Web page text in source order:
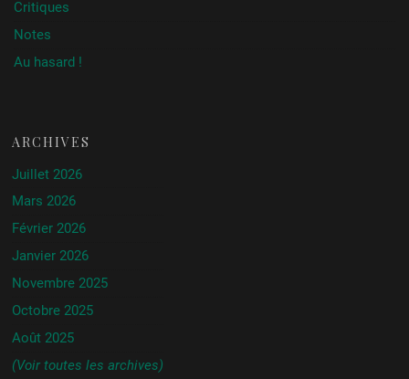
Critiques
Notes
Au hasard !
ARCHIVES
Juillet 2026
Mars 2026
Février 2026
Janvier 2026
Novembre 2025
Octobre 2025
Août 2025
(Voir toutes les archives)